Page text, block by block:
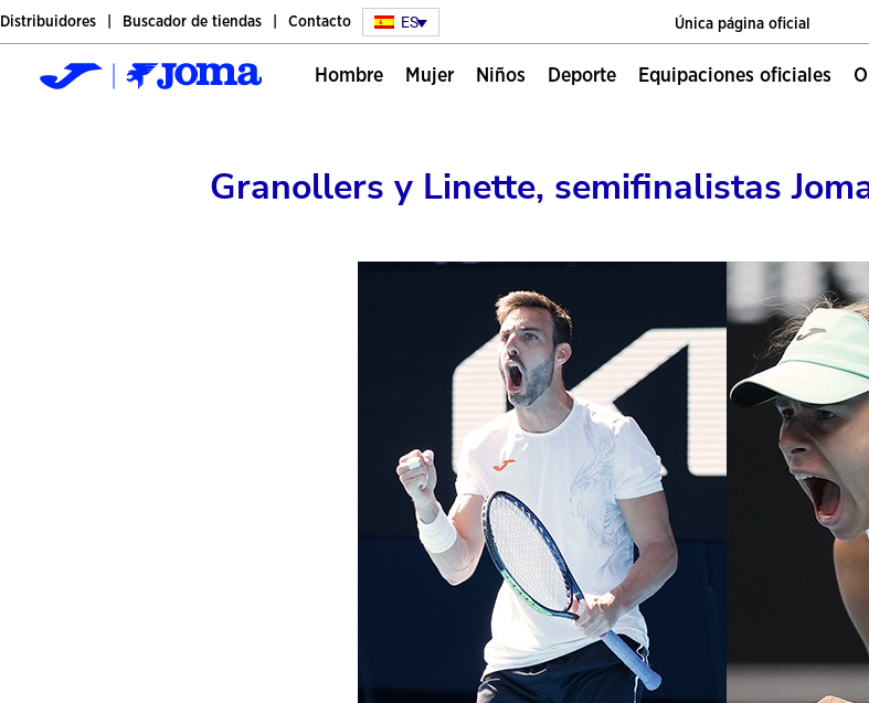
Única página oficial
Envíos gratis a partir de 49€
Distribuidores Buscador de tiendas Contacto ES
hombre mujer niños deporte equipaciones oficiales
Granollers y Linette, semifinalistas